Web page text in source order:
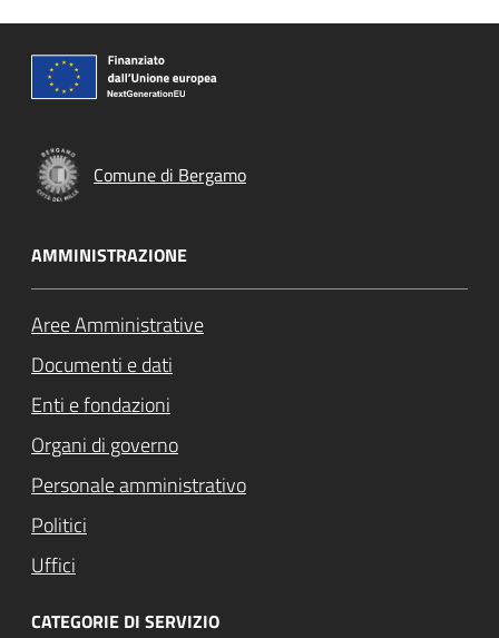
Comune di Bergamo
AMMINISTRAZIONE
Aree Amministrative
Documenti e dati
Enti e fondazioni
Organi di governo
Personale amministrativo
Politici
Uffici
CATEGORIE DI SERVIZIO